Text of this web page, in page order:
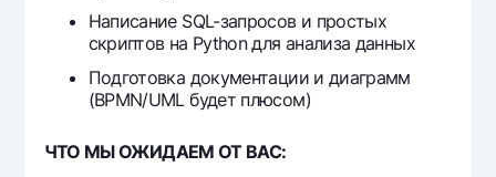
Найти
Полезные ссылки
Пресс-центр
Написание SQL-запросов и простых
скриптов на Python для анализа данных
Подготовка документации и диаграмм
(BPMN/UML будет плюсом)
ЧТО МЫ ОЖИДАЕМ ОТ ВАС: